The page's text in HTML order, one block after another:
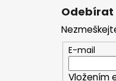
E-mail
Vložením